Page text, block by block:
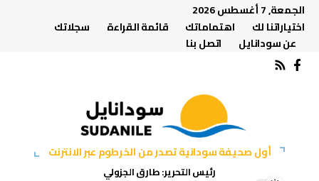
الجمعة, 7 أغسطس 2026
اختياراتنا لك
اهتماماتك قائمة القراءة
سجلاتك
عن سودانايل
اتصل بنا
أول صحيفة سودانية تصدر من الخرطوم عبر الانترنت
رئيس التحرير: طارق الجزولي